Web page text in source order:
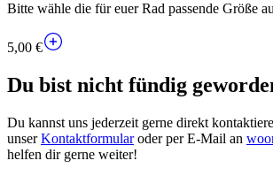
Bitte wähle die für euer Rad passende Größe
5,00 €
Du bist nicht fündig
Du kannst uns jederzeit gerne direkt
unserKontaktformularoder per E-Mail an
helfen dir gerne weiter!